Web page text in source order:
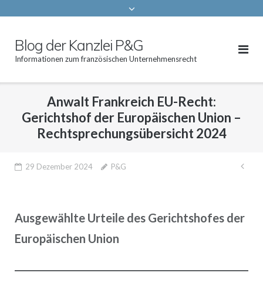
Blog der Kanzlei P&G
Informationen zum französischen Unternehmensrecht
Anwalt Frankreich EU-Recht:
Gerichtshof der Europäischen Union –
Rechtsprechungsübersicht 2024
29 Dezember 2024 P&G
Ausgewählte Urteile des Gerichtshofes der
Europäischen Union